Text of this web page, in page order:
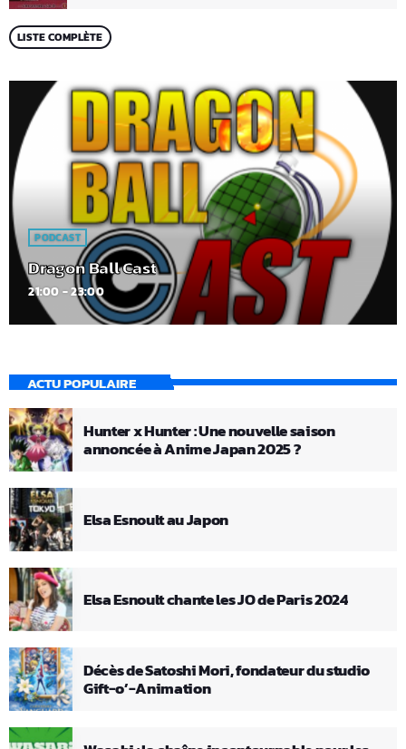
LISTE COMPLÈTE
PODCAST
Dragon Ball Cast
21:00 - 23:00
ACTU POPULAIRE
Hunter x Hunter : Une nouvelle saison
annoncée à Anime Japan 2025 ?
Elsa Esnoult au Japon
Elsa Esnoult chante les JO de Paris 2024
Décès de Satoshi Mori, fondateur du studio
Gift-o’-Animation